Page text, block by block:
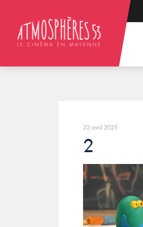
22 avril 2025
2